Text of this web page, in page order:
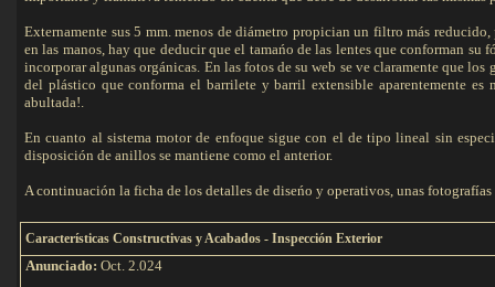
Externamente sus 5 mm. menos de diámetro propician un filtro más
en las manos, hay que deducir que el tamańo de las lentes que conforman su
incorporar algunas orgánicas. En las fotos de su web se ve claramente que
del plástico que conforma el barrilete y barril extensible aparentemente
abultada!.
En cuanto al sistema motor de enfoque sigue con el de tipo lineal sin
disposición de anillos se mantiene como el anterior.
A continuación la ficha de los detalles de diseńo y operativos, unas
Características Constructivas y Acabados - Inspección Exterior
Anunciado: Oct. 2.024